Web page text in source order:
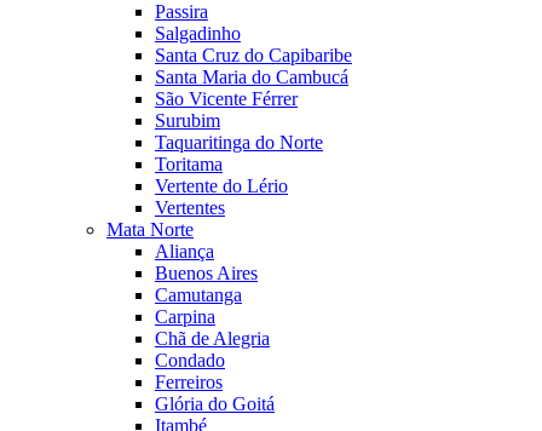
Passira
Salgadinho
Santa Cruz do Capibaribe
Santa Maria do Cambucá
São Vicente Férrer
Surubim
Taquaritinga do Norte
Toritama
Vertente do Lério
Vertentes
Mata Norte
Aliança
Buenos Aires
Camutanga
Carpina
Chã de Alegria
Condado
Ferreiros
Glória do Goitá
Itambé